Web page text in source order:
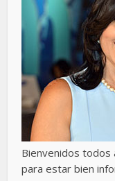
Bienvenidos todos
para estar bien